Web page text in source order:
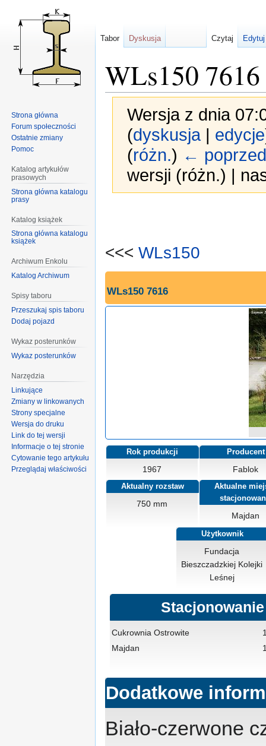
WLs150 7616
Wersja z dnia
(dyskusja| edycje
(różn.) ←
wersji (różn.) |
<<< WLs150
WLs150 7616
Rok produkcji
1967
Producent
Fablok
Aktualny rozstaw
750 mm
Aktualne
Majdan
Użytkownik
Fundacja
Bieszczadzkiej Kolejki
Leśnej
Stacjonowanie
Cukrownia Ostrowite
Majdan
Dodatkowe
Biało-czerwone
Tabor Dyskusja Czytaj
Strona główna
Forum społeczności
Ostatnie zmiany
Pomoc
Katalog artykułów
prasowych
Strona główna katalogu
prasy
Katalog książek
Strona główna katalogu
książek
Archiwum Enkolu
Katalog Archiwum
Spisy taboru
Przeszukaj spis taboru
Dodaj pojazd
Wykaz posterunków
Wykaz posterunków
Narzędzia
Linkujące
Zmiany w linkowanych
Strony specjalne
Wersja do druku
Link do tej wersji
Informacje o tej stronie
Cytowanie tego artykułu
Przeglądaj właściwości